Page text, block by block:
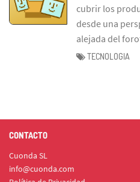
cubrir los
desde una
alejada del
TECNOLOGIA
CONTACTO
Cuonda SL
info@cuonda.com